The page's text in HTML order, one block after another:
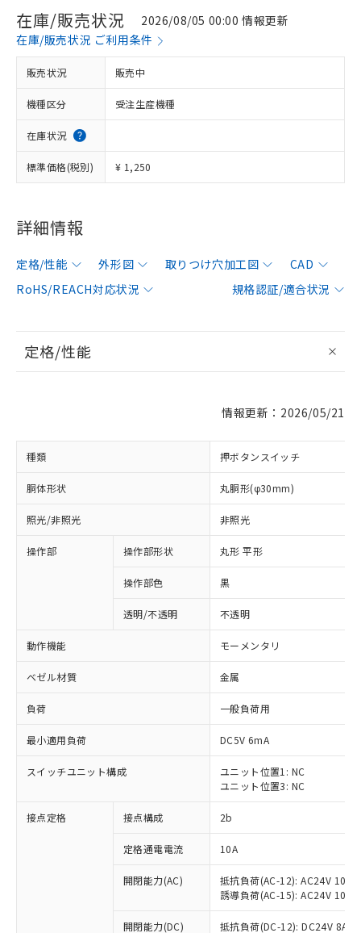
在庫/販売状況
2026/08/05 00:00 情報更新
在庫/販売状況 ご利用条件
販売状況 販売中
機種区分 受注生産機種
在庫状況
標準価格(税別) ¥ 1,250
詳細情報
定格/性能 外形図 取りつけ穴加工図
CAD
RoHS/REACH対応状況
規格認証/適合状況
定格/性能
情報更新：2026/05/21
種類 押ボタンスイッチ
胴体形状 丸胴形(φ30mm)
照光/非照光 非照光
操作部 操作部形状 丸形 平形
操作部色 黒
透明/不透明 不透明
動作機能 モーメンタリ
ベゼル材質 金属
負荷 一般負荷用
最小適用負荷 DC5V 6mA
スイッチユニット構成
ユニット位置1: NC
ユニット位置3: NC
接点定格 接点構成 2b
定格通電電流 10A
開閉能力(AC)
抵抗負荷(AC-12): AC24V 10A/
誘導負荷(AC-15): AC24V
開閉能力(DC) 抵抗負荷(DC-12): DC24V 8A/
ご利用条件
※1 対応状況
対応済み：EU RoHS指令（10物質）の
非含有に対応した製品が提供可能な商品で
対応予定：EU RoHS指令（10物質）の非含
有に対応した製品に切り替える予定のある